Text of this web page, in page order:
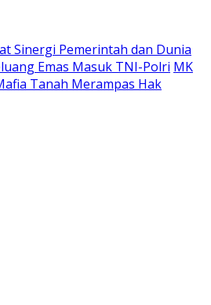
Sinergi Pemerintah dan Dunia
Emas Masuk TNI-Polri MK
Tanah Merampas Hak